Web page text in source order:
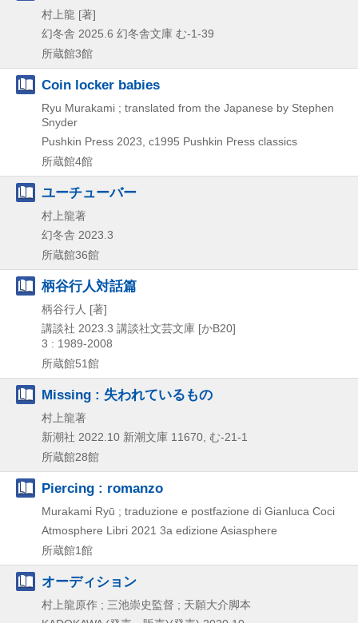
村上龍 [著]
幻冬舎 2025.6 幻冬舎文庫 む-1-39
所蔵館3館
Coin locker babies
Ryu Murakami ; translated from the Japanese by Stephen
Snyder
Pushkin Press 2023, c1995 Pushkin Press classics
所蔵館4館
ユーチューバー
村上龍著
幻冬舎 2023.3
所蔵館36館
柄谷行人対話篇
柄谷行人 [著]
講談社 2023.3 講談社文芸文庫 [かB20]
3 : 1989-2008
所蔵館51館
Missing : 失われているもの
村上龍著
新潮社 2022.10 新潮文庫 11670, む-21-1
所蔵館28館
Piercing : romanzo
Murakami Ryū ; traduzione e postfazione di Gianluca Coci
Atmosphere Libri 2021 3a edizione Asiasphere
所蔵館1館
オーディション
村上龍原作 ; 三池崇史監督 ; 天願大介脚本